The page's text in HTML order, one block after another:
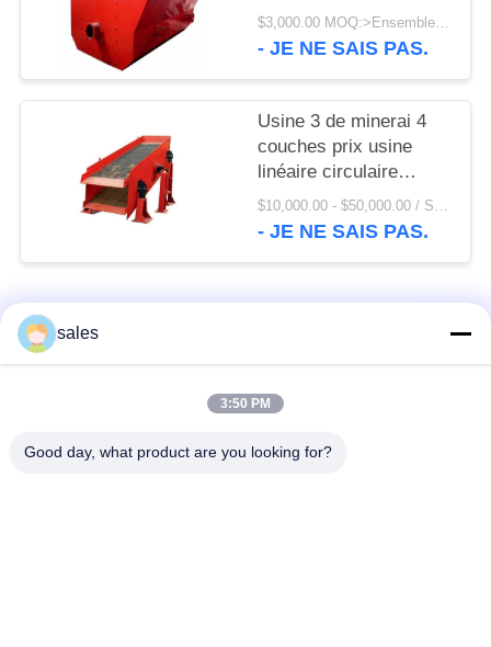
de la roue à aubes T60
pour l'exploitation
$3,000.00 MOQ:>Ensembles =1
- JE NE SAIS PAS.
Usine 3 de minerai 4
couches prix usine
linéaire circulaire
d'écran de vibration et
d'écran d'agrégats
$10,000.00 - $50,000.00 / Set MOQ:1 ensemble/ensembles
- JE NE SAIS PAS.
Catégories populaires
Pignon biseauté
vitesse de périmètre
Bâtis et pièces
sales
3:50 PM
Good day, what product are you looking for?